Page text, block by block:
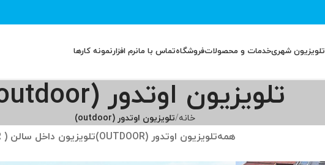
تلویزیون شهریخدمات و محصولاتفروشگاهتماس با مانرم افزارنمونه کارها
تلویزیون اوتدور (outdoor)
خانه تلویزیون اوتدور (outdoor)
همهتلویزیون اوتدور (OUTDOOR) تلویزیون داخل سالن ( INDOOR )